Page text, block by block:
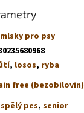
pro psy
, losos, ryba
free (bezobilovin)
pes, senior